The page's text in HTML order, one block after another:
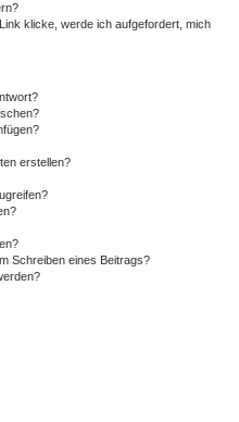
klicke, werde ich aufgefordert, mich
erstellen?
Schreiben eines Beitrags?